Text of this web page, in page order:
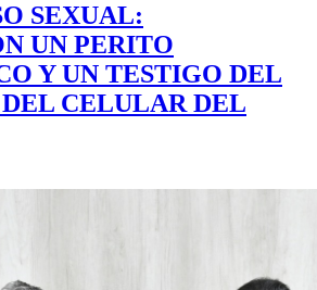
SEXUAL:
UN PERITO
Y UN TESTIGO DEL
DEL CELULAR DEL